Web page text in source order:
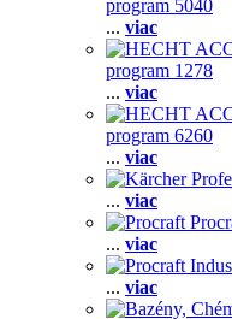
program 5040
... viac
program 1278
... viac
program 6260
... viac
... viac
... viac
... viac